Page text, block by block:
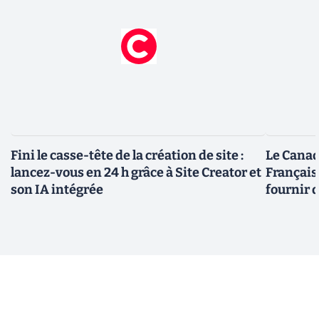
Fini le casse-tête de la création de site :
lancez-vous en 24 h grâce à Site Creator et
son IA intégrée
Le
fournir